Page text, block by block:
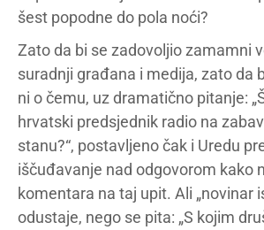
šest popodne do pola noći?
Zato da bi se zadovoljio zamamni
suradnji građana i medija, zato da
ni o čemu, uz dramatično pitanje:
hrvatski predsjednik radio na
stanu?“, postavljeno čak i Uredu
iščuđavanje nad odgovorom kako
komentara na taj upit. Ali „novinar
odustaje, nego se pita: „S kojim